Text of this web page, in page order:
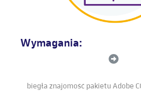
Wymagania:
biegła znajomość pakietu Adobe